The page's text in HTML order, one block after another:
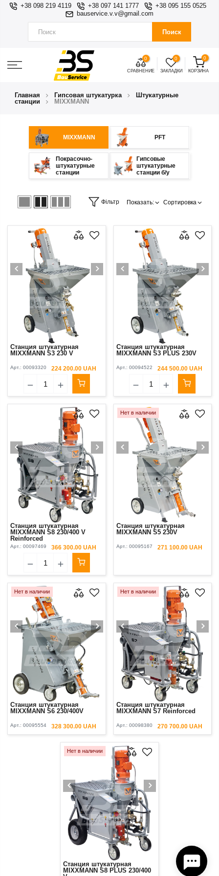
+38 098 219 4119 +38 097 141 1777
+38 095 155 0525
bauservice.v.v@gmail.com
Поиск
0
СРАВНЕНИЕ
0
ЗАКЛАДКИ
0
КОРЗИНА
Главная Гипсовая штукатурка
Штукатурные
станции
MIXXMANN
MIXXMANN PFT
Покрасочно-
штукатурные
станции
Гипсовые
штукатурные
станции б/у
Фільтр Показать: Сортировка
Станция штукатурная
MIXXMANN S3 230 V
Арт.: 00093320 224 200.00 UAH
Станция штукатурная
MIXXMANN S3 PLUS 230V
Арт.: 00094522 244 500.00 UAH
Станция штукатурная
MIXXMANN S8 230/400 V
Reinforced
Арт.: 00097469 366 300.00 UAH
Нет в наличии
Станция штукатурная
MIXXMANN S5 230V
Арт.: 00095167 271 100.00 UAH
Нет в наличии
Станция штукатурная
MIXXMANN S6 230/400V
Арт.: 00095554 328 300.00 UAH
Нет в наличии
Станция штукатурная
MIXXMANN S7 Reinforced
Арт.: 00098380 270 700.00 UAH
Нет в наличии
Станция штукатурная
MIXXMANN S8 PLUS 230/400